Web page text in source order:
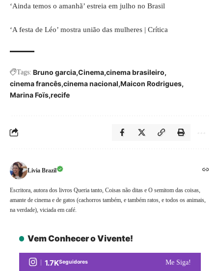
‘Ainda temos o amanhã’ estreia em julho no Brasil
‘A festa de Léo’ mostra união das mulheres | Crítica
Tags: Bruno garcia Cinema cinema brasileiro
cinema francês cinema nacional Maicon Rodrigues
Marina Foïs recife
Livia Brazil
Escritora, autora dos livros Queria tanto, Coisas não ditas e O semitom das coisas,
amante de cinema e de gatos (cachorros também, e também ratos, e todos os animais,
na verdade), viciada em café.
Vem Conhecer o Vivente!
1.7KSeguidores Me Siga!